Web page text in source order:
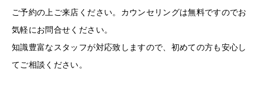
ご予約の上ご来店ください。カウンセリングは無料ですのでお
気軽にお問合せください。
知識豊富なスタッフが対応致しますので、初めての方も安心し
てご相談ください。